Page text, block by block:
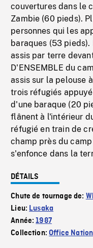
couvertures dans le
Zambie (60 pieds).
personnes qui les
baraques (53
assis par terre
D'ENSEMBLE du
assis sur la pelouse
trois réfugiés
d'une baraque (20
flânent à l'intérieur
réfugié en train de
champ près du
s'enfonce dans la
DÉTAILS
Chute de tournage de:
Lieu: Lusaka
Année:1987
Collection:Office